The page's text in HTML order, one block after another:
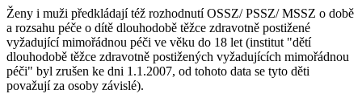
Ženy i muži předkládají též rozhodnutí OSSZ/ PSSZ/ MSSZ o době
a rozsahu péče o dítě dlouhodobě těžce zdravotně postižené
vyžadující mimořádnou péči ve věku do 18 let (institut "dětí
dlouhodobě těžce zdravotně postižených vyžadujících mimořádnou
péči" byl zrušen ke dni 1.1.2007, od tohoto data se tyto děti
považují za osoby závislé).